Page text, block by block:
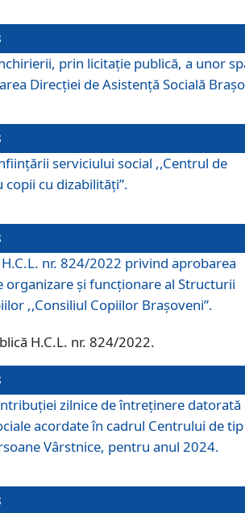
prin licitație publică, a unor
Direcției de Asistență Socială
serviciului social ,,Centrul de
cu dizabilități”.
nr. 824/2022 privind aprobarea
organizare şi funcţionare al Structurii
,,Consiliul Copiilor Braşoveni”.
H.C.L. nr. 824/2022.
zilnice de întreținere datorată
acordate în cadrul Centrului de tip
Vârstnice, pentru anul 2024.